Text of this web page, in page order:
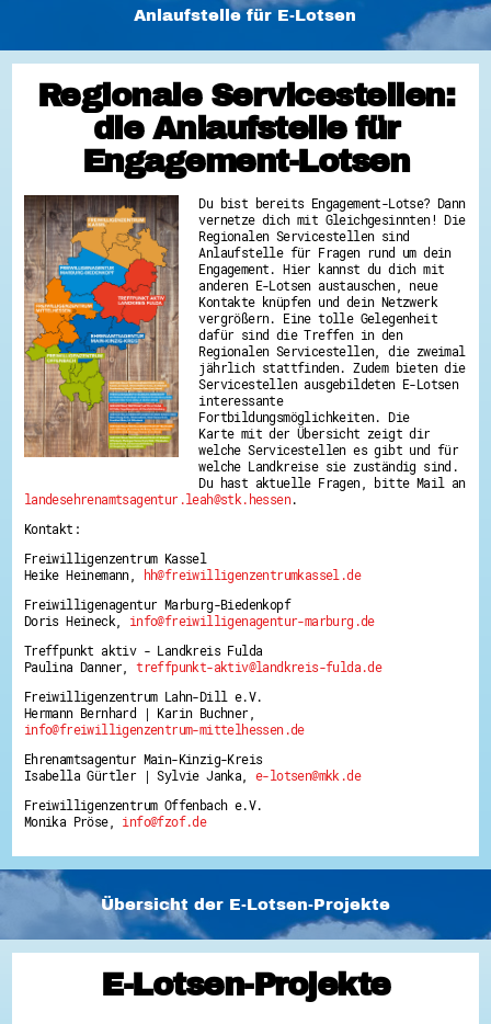
Anlaufstelle für E-Lotsen
Regionale Servicestellen:
die Anlaufstelle für
Engagement-Lotsen
Du bist bereits Engagement-Lotse? Dann
vernetze dich mit Gleichgesinnten! Die
Regionalen Servicestellen sind
Anlaufstelle für Fragen rund um dein
Engagement. Hier kannst du dich mit
anderen E-Lotsen austauschen, neue
Kontakte knüpfen und dein Netzwerk
vergrößern. Eine tolle Gelegenheit
dafür sind die Treffen in den
Regionalen Servicestellen, die zweimal
jährlich stattfinden. Zudem bieten die
Servicestellen ausgebildeten E-Lotsen
interessante
Fortbildungsmöglichkeiten. Die
Karte mit der Übersicht zeigt dir
welche Servicestellen es gibt und für
welche Landkreise sie zuständig sind.
Du hast aktuelle Fragen, bitte Mail an
landesehrenamtsagentur.leah@stk.hessen.
Kontakt:
Freiwilligenzentrum Kassel
Heike Heinemann,
hh@freiwilligenzentrumkassel.de
Freiwilligenagentur Marburg-Biedenkopf
Doris Heineck, info@freiwilligenagentur-marburg.de
Treffpunkt aktiv - Landkreis Fulda
Paulina Danner,treffpunkt-aktiv@landkreis-fulda.de
Freiwilligenzentrum Lahn-Dill e.V.
Hermann Bernhard | Karin Buchner,
info@freiwilligenzentrum-mittelhessen.de
Ehrenamtsagentur Main-Kinzig-Kreis
Isabella Gürtler | Sylvie Janka,e-lotsen@mkk.de
Freiwilligenzentrum Offenbach e.V.
Monika Pröse, info@fzof.de
Übersicht der E-Lotsen-Projekte
E-Lotsen-Projekte